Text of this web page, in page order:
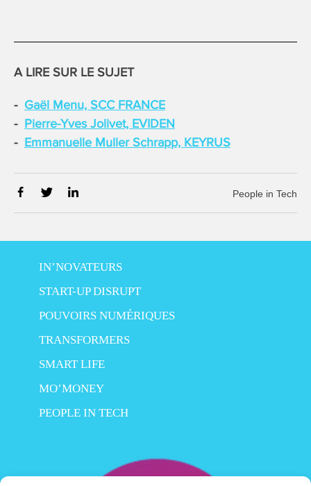
A LIRE SUR LE SUJET
Gaël Menu, SCC FRANCE
Pierre-Yves Jolivet, EVIDEN
Emmanuelle Muller Schrapp, KEYRUS
People in Tech
IN’NOVATEURS
START-UP DISRUPT
POUVOIRS NUMÉRIQUES
TRANSFORMERS
SMART LIFE
MO’MONEY
PEOPLE IN TECH